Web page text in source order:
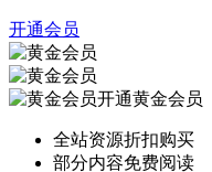
开通会员
开通黄金会员
全站资源折扣购买
部分内容免费阅读